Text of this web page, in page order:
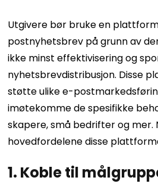
Utgivere bør bruke en
postnyhetsbrev på grunn av
ikke minst effektivisering og
nyhetsbrevdistribusjon. Disse
støtte ulike e-
imøtekomme de spesifikke
skapere, små bedrifter og mer.
hovedfordelene disse
1. Koble til